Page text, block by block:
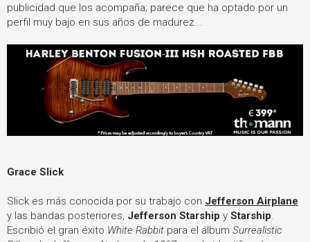
publicidad que los acompaña; parece que ha optado por un
perfil muy bajo en sus años de madurez...
Grace Slick
Slick es más conocida por su trabajo con Jefferson Airplane
y las bandas posteriores, Jefferson Starship y Starship.
Escribió el gran éxito White Rabbit para el álbum Surrealistic